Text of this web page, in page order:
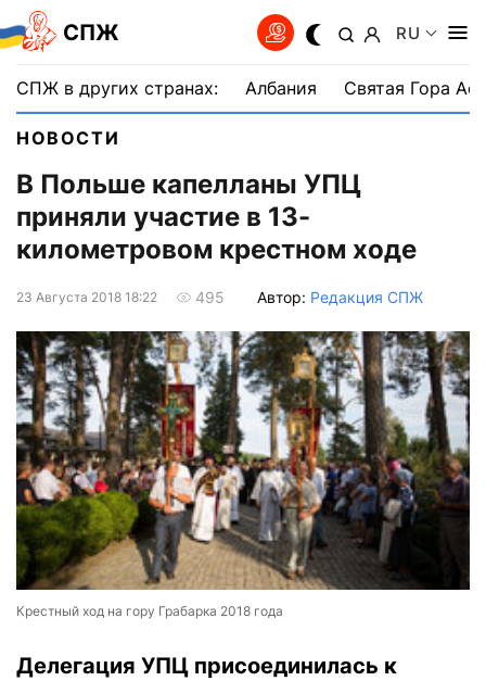
СПЖ RU
СПЖ в других странах: Албания Святая Гора
НОВОСТИ
В Польше капелланы УПЦ
приняли участие в 13-
километровом крестном ходе
23 Августа 2018 18:22 495 Автор: Редакция СПЖ
Крестный ход на гору Грабарка 2018 года
Делегация УПЦ присоединилась к